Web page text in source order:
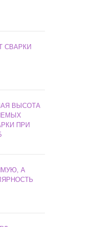
СВАРКИ
ВЫСОТА
ПРИ
А